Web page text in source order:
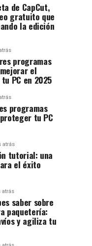
de CapCut,
gratuito que
la edición
programas
el
PC en 2025
programas
tu PC
atrás
tutorial: una
el éxito
atrás
saber sobre
paquetería:
y agiliza tu